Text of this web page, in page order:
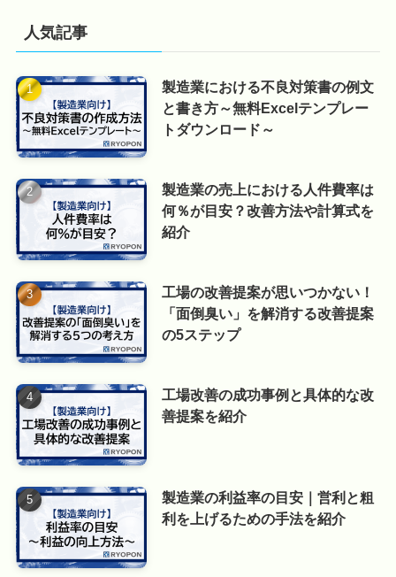
人気記事
製造業における不良対策書の例文
と書き方～無料Excelテンプレー
トダウンロード～
製造業の売上における人件費率は
何％が目安？改善方法や計算式を
紹介
工場の改善提案が思いつかない！
「面倒臭い」を解消する改善提案
の5ステップ
工場改善の成功事例と具体的な改
善提案を紹介
製造業の利益率の目安｜営利と粗
利を上げるための手法を紹介